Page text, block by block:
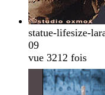
statue-lifesize-
09
vue 3212 fois